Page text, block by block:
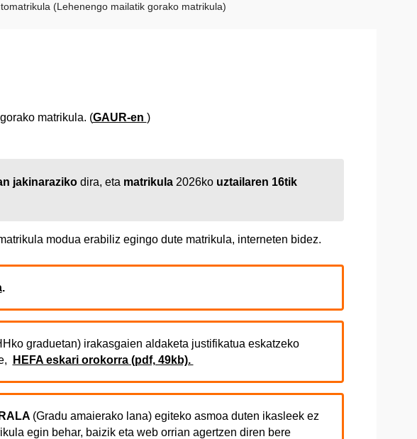
(Lehenengo mailatik gorako matrikula)
matrikula. (GAUR-en )
jakinaraziko dira, eta matrikula 2026ko uztailaren 16tik
modua erabiliz egingo dute matrikula, interneten bidez.
.
graduetan) irakasgaien aldaketa justifikatua eskatzeko
HEFA eskari orokorra (pdf, 49kb).
(Gradu amaierako lana) egiteko asmoa duten ikasleek ez
egin behar, baizik eta web orrian agertzen diren bere